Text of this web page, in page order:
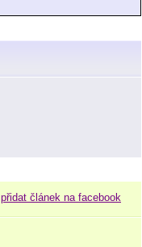
přidat článek na facebook